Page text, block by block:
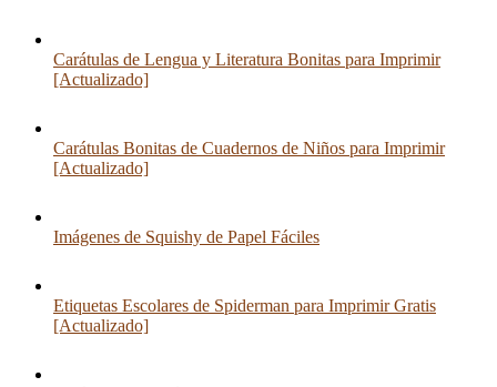
Carátulas de Lengua y Literatura Bonitas para Imprimir
[Actualizado]
Carátulas Bonitas de Cuadernos de Niños para Imprimir
[Actualizado]
Imágenes de Squishy de Papel Fáciles
Etiquetas Escolares de Spiderman para Imprimir Gratis
[Actualizado]